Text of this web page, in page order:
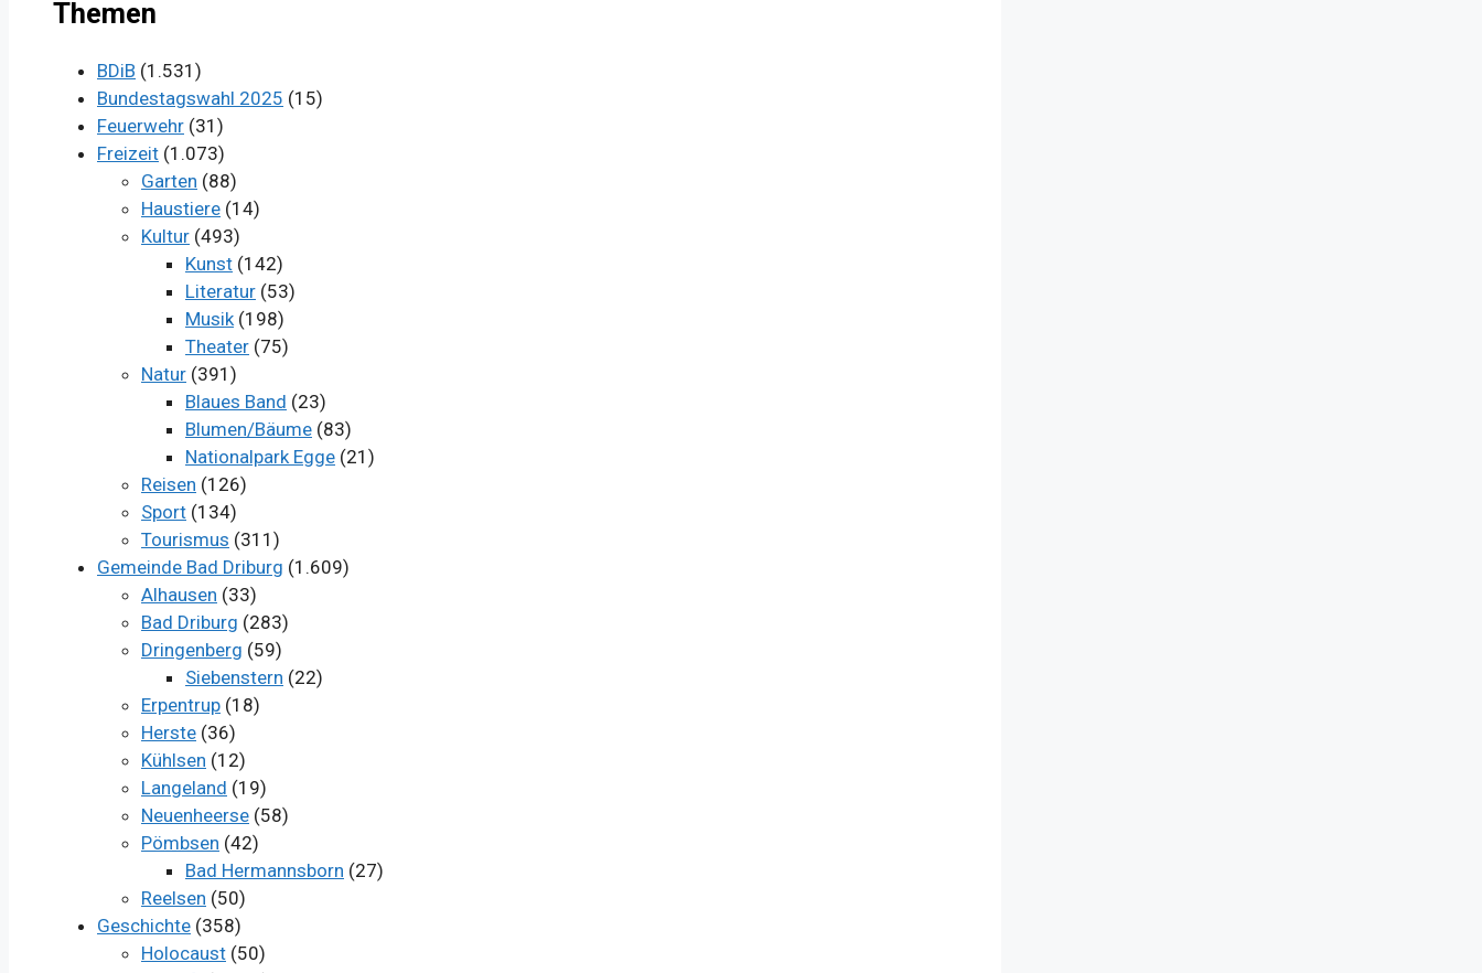
Themen
BDiB (1.531)
Bundestagswahl 2025 (15)
Feuerwehr (31)
Freizeit (1.073)
Garten (88)
Haustiere (14)
Kultur (493)
Kunst (142)
Literatur (53)
Musik (198)
Theater (75)
Natur (391)
Blaues Band (23)
Blumen/Bäume (83)
Nationalpark Egge (21)
Reisen (126)
Sport (134)
Tourismus (311)
Gemeinde Bad Driburg (1.609)
Alhausen (33)
Bad Driburg (283)
Dringenberg (59)
Siebenstern (22)
Erpentrup (18)
Herste (36)
Kühlsen (12)
Langeland (19)
Neuenheerse (58)
Pömbsen (42)
Bad Hermannsborn (27)
Reelsen (50)
Geschichte (358)
Holocaust (50)